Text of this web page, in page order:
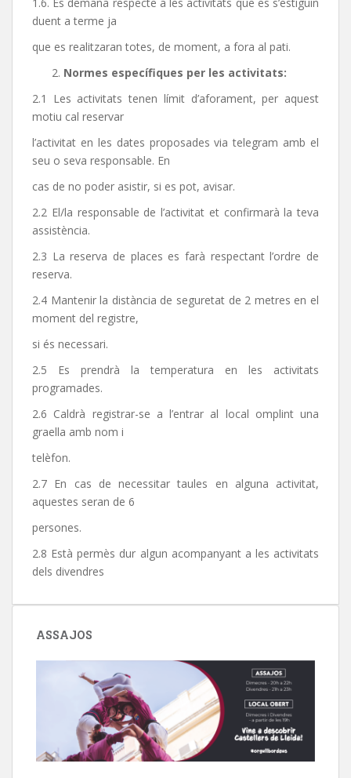
duent a terme ja
que es realitzaran totes, de moment, a fora al pati.
Normes específiques per les activitats:
2.1 Les activitats tenen límit d’aforament, per aquest
motiu cal reservar
l’activitat en les dates proposades via telegram amb el
seu o seva responsable. En
cas de no poder asistir, si es pot, avisar.
2.2 El/la responsable de l’activitat et confirmarà la teva
assistència.
2.3 La reserva de places es farà respectant l’ordre de
reserva.
2.4 Mantenir la distància de seguretat de 2 metres en el
moment del registre,
si és necessari.
2.5 Es prendrà la temperatura en les activitats
programades.
2.6 Caldrà registrar-se a l’entrar al local omplint una
graella amb nom i
telèfon.
2.7 En cas de necessitar taules en alguna activitat,
aquestes seran de 6
persones.
2.8 Està permès dur algun acompanyant a les activitats
dels divendres
ASSAJOS